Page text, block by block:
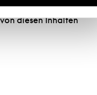
dennoch
diesen Inhalten